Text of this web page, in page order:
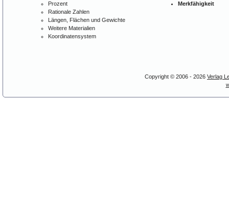
Prozent
Rationale Zahlen
Längen, Flächen und Gewichte
Weitere Materialien
Koordinatensystem
Merkfähigkeit
Copyright © 2006 - 2026 Verlag